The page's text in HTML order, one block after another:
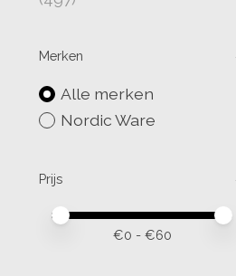
Merken
Alle merken
Nordic Ware
Prijs
Minimale prijswaarde
Price maximum value
€0 - €60